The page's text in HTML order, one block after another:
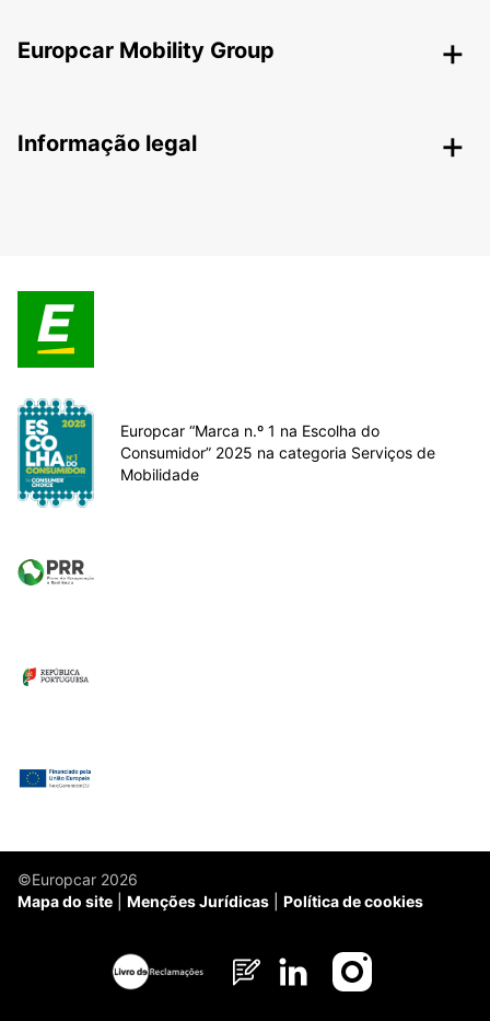
Europcar Mobility Group
Informação legal
Europcar “Marca n.º 1 na Escolha do
Consumidor” 2025 na categoria Serviços de
Mobilidade
©Europcar 2026
Mapa do site
Menções Jurídicas Política de cookies